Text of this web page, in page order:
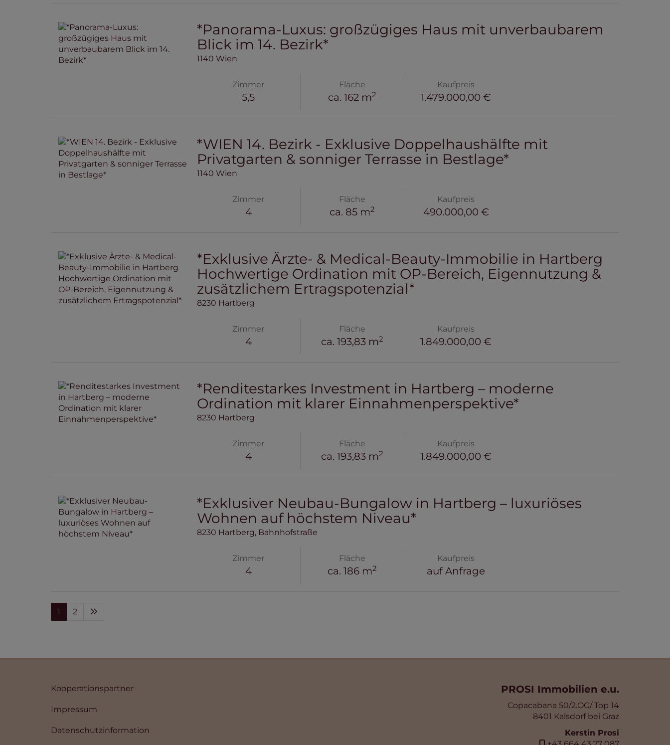
*Panorama-Luxus: großzügiges Haus mit unverbaubarem
Blick im 14. Bezirk*
1140 Wien
Zimmer
5,5
Fläche
ca. 162 m2
Kaufpreis
1.479.000,00 €
*WIEN 14. Bezirk - Exklusive Doppelhaushälfte mit
Privatgarten & sonniger Terrasse in Bestlage*
1140 Wien
Zimmer
4
Fläche
ca. 85 m2
Kaufpreis
490.000,00 €
*Exklusive Ärzte- & Medical-Beauty-Immobilie in Hartberg
Hochwertige Ordination mit OP-Bereich, Eigennutzung &
zusätzlichem Ertragspotenzial*
8230 Hartberg
Zimmer
4
Fläche
ca. 193,83 m2
Kaufpreis
1.849.000,00 €
*Renditestarkes Investment in Hartberg – moderne
Ordination mit klarer Einnahmenperspektive*
8230 Hartberg
Zimmer
4
Fläche
ca. 193,83 m2
Kaufpreis
1.849.000,00 €
*Exklusiver Neubau-Bungalow in Hartberg – luxuriöses
Wohnen auf höchstem Niveau*
8230 Hartberg, Bahnhofstraße
Zimmer
4
Fläche
ca. 186 m2
Kaufpreis
auf Anfrage
1 2
Kooperationspartner
Impressum
Datenschutzinformation
PROSI Immobilien e.u.
Copacabana 50/2.OG/ Top 14
8401 Kalsdorf bei Graz
Kerstin Prosi